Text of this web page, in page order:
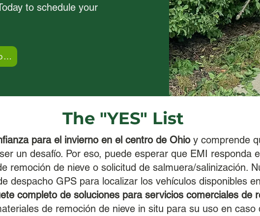
to schedule your
Contactar con EMI
The "YES" List
para el invierno en el centro de Ohioy comprende
un desafío. Por eso, puede esperar que EMI responda
remoción de nieve o solicitud de salmuera/salinización.
despacho GPS para localizar los vehículos disponibles
completo de soluciones para servicios comerciales de
de remoción de nieve in situ para su uso en caso